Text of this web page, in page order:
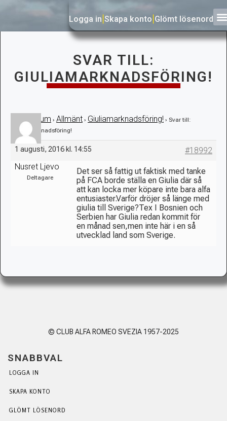
Logga in Skapa konto Glömt lösenord
SVAR TILL:
GIULIAMARKNADSFÖRING!
› Forum › Allmänt › Giuliamarknadsföring! › Svar till:
Giuliamarknadsföring!
1 augusti, 2016 kl. 14:55
#18992
Nusret Ljevo
Deltagare
Det ser så fattig ut faktisk med tanke
på FCA borde ställa en Giulia där så
att kan locka mer köpare inte bara alfa
entusiaster.Varför dröjer så länge med
giulia till Sverige?Tex I Bosnien och
Serbien har Giulia redan kommit för
en månad sen,men inte här i en så
utvecklad land som Sverige.
© CLUB ALFA ROMEO SVEZIA 1957-2025
SNABBVAL
LOGGA IN
SKAPA KONTO
GLÖMT LÖSENORD